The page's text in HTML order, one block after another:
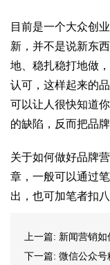
目前是一个大众创
新，并不是说新东
地、稳扎稳打地做
认可，这样起来的
可以让人很快知道
的缺陷，反而把品牌
关于如何做好品牌
章，一般可以通过
出，也可加笔者扣
上一篇: 新闻营销如
下一篇: 微信公众号